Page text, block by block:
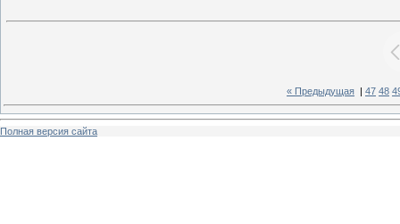
« Предыдущая 47 48
Полная версия сайта